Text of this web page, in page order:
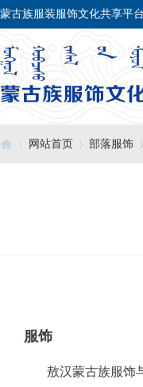
蒙古族服装服饰文化共享平台
网站首页 部落服饰
服饰
敖汉蒙古族服饰与